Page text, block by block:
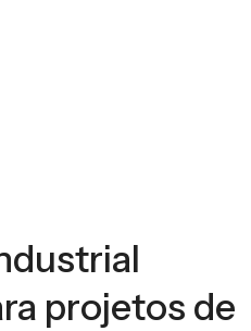
projetos de